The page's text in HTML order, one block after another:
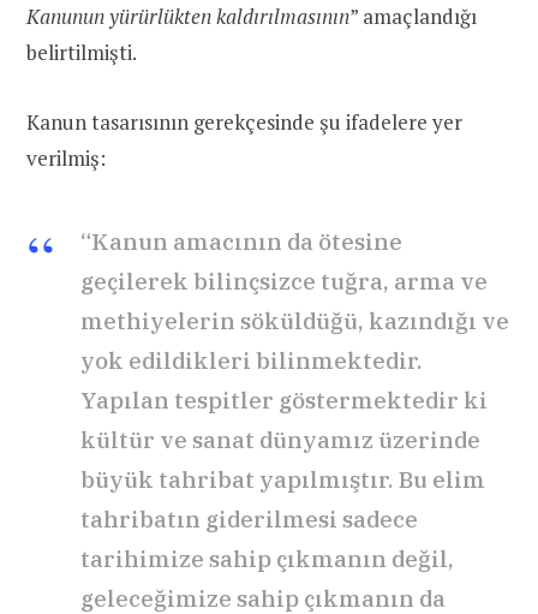
Kanunun yürürlükten kaldırılmasının” amaçlandığı
belirtilmişti.
Kanun tasarısının gerekçesinde şu ifadelere yer
verilmiş:
“Kanun amacının da ötesine
geçilerek bilinçsizce tuğra, arma ve
methiyelerin söküldüğü, kazındığı ve
yok edildikleri bilinmektedir.
Yapılan tespitler göstermektedir ki
kültür ve sanat dünyamız üzerinde
büyük tahribat yapılmıştır. Bu elim
tahribatın giderilmesi sadece
tarihimize sahip çıkmanın değil,
geleceğimize sahip çıkmanın da